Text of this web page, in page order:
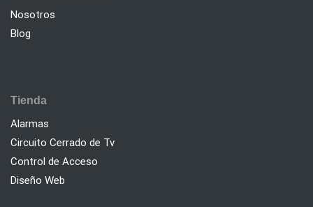
Nosotros
Blog
Tienda
Alarmas
Circuito Cerrado de Tv
Control de Acceso
Diseño Web